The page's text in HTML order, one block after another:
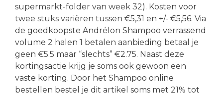
supermarkt-folder van week 32). Kosten voor
twee stuks variëren tussen €5,31 en +/- €5,56. Via
de goedkoopste Andrélon Shampoo verrassend
volume 2 halen 1 betalen aanbieding betaal je
geen €5.5 maar “slechts” €2.75. Naast deze
kortingsactie krijg je soms ook gewoon een
vaste korting. Door het Shampoo online
bestellen bestel je dit artikel soms met 21% tot